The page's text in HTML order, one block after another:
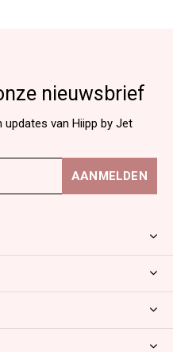
nieuwsbrief
van Hiipp by Jet
AANMELDEN